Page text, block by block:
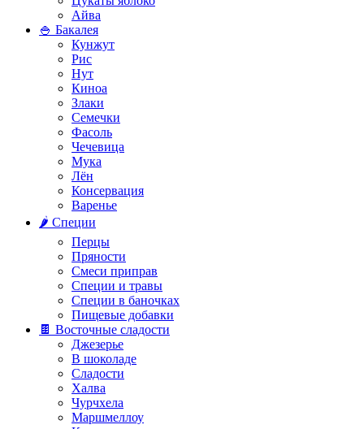
Айва
🍚 Бакалея
Кунжут
Рис
Нут
Киноа
Злаки
Семечки
Фасоль
Чечевица
Мука
Лён
Консервация
Варенье
🌶️ Специи
Перцы
Пряности
Смеси приправ
Специи и травы
Специи в баночках
Пищевые добавки
🍫 Восточные сладости
Джезерье
В шоколаде
Сладости
Халва
Чурчхела
Маршмеллоу